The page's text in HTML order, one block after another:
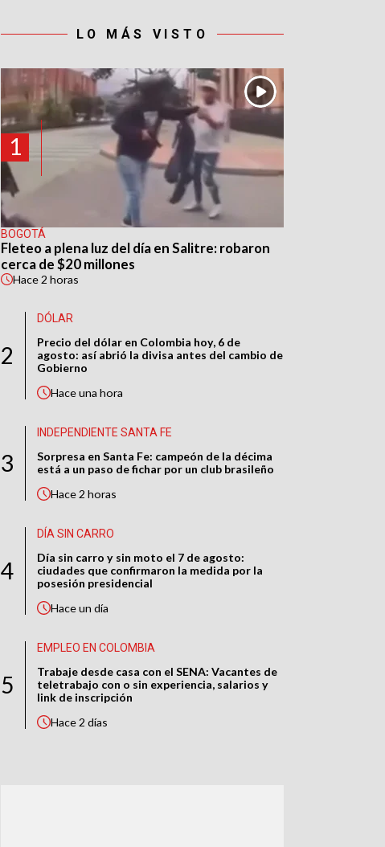
LO MÁS VISTO
1
BOGOTÁ
Fleteo a plena luz del día en Salitre: robaron
cerca de $20 millones
Hace2 horas
2
DÓLAR
Precio del dólar en Colombia hoy, 6 de
agosto: así abrió la divisa antes del cambio de
Gobierno
Haceuna hora
3
INDEPENDIENTE SANTA FE
Sorpresa en Santa Fe: campeón de la décima
está a un paso de fichar por un club brasileño
Hace2 horas
4
DÍA SIN CARRO
Día sin carro y sin moto el 7 de agosto:
ciudades que confirmaron la medida por la
posesión presidencial
Haceun día
5
EMPLEO EN COLOMBIA
Trabaje desde casa con el SENA: Vacantes de
teletrabajo con o sin experiencia, salarios y
link de inscripción
Hace2 días